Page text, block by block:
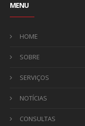
MENU
HOME
SOBRE
SERVIÇOS
NOTÍCIAS
CONSULTAS